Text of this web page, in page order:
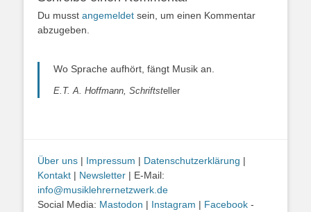
Du musst angemeldet sein, um einen Kommentar
abzugeben.
Wo Sprache aufhört, fängt Musik an.
E.T. A. Hoffmann, Schriftsteller
Über uns | Impressum | Datenschutzerklärung |
Kontakt | Newsletter | E-Mail:
info@musiklehrernetzwerk.de
Social Media: Mastodon | Instagram | Facebook -